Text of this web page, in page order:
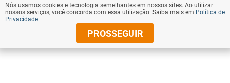
Nós usamos cookies e tecnologia semelhantes em nossos sites. Ao utilizar
nossos serviços, você concorda com essa utilização. Saiba mais em Política de
Privacidade.
PROSSEGUIR